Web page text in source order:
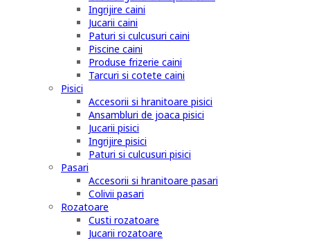
Ingrijire caini
Jucarii caini
Paturi si culcusuri caini
Piscine caini
Produse frizerie caini
Tarcuri si cotete caini
Pisici
Accesorii si hranitoare pisici
Ansambluri de joaca pisici
Jucarii pisici
Ingrijire pisici
Paturi si culcusuri pisici
Pasari
Accesorii si hranitoare pasari
Colivii pasari
Rozatoare
Custi rozatoare
Jucarii rozatoare